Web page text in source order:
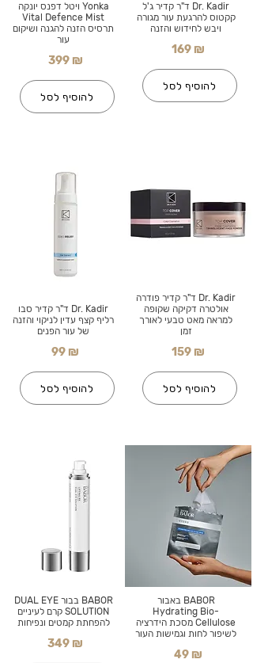
Yonka ויטל דפנס יונקה
Vital Defence Mist
תרסיס הזנה להגנה ושיקום
עור
399 ₪
להוסיף לסל
Dr. Kadir ד"ר קדיר סבו
רליף קצף עדין לניקוי והזנה
של עור הפנים
99 ₪
להוסיף לסל
BABOR בבור DUAL EYE
SOLUTION קרם לעיניים
להפחתת קמטים ונפיחות
349 ₪
Dr. Kadir ד"ר קדיר ג'ל
קקטוס להרגעת עור מגורה
ויבש לחידוש והזנה
169 ₪
להוסיף לסל
Dr. Kadir ד"ר קדיר פודרה
אולטרה דקיקה שקופה
למראה מאט טבעי לאורך
זמן
159 ₪
להוסיף לסל
BABOR באבור
Hydrating Bio-
Cellulose מסכת הידרציה
לשיפור לחות וגמישות העור
49 ₪